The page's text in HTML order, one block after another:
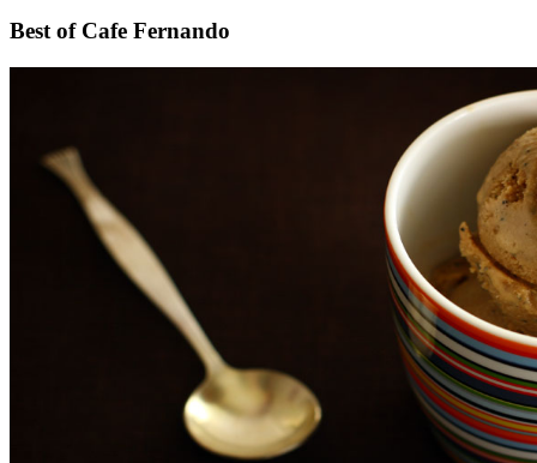
Footer
Best of Cafe Fernando